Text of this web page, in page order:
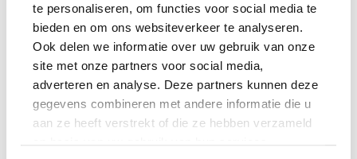
te personaliseren, om functies voor social media te
bieden en om ons websiteverkeer te analyseren.
Ook delen we informatie over uw gebruik van onze
site met onze partners voor social media,
adverteren en analyse. Deze partners kunnen deze
gegevens combineren met andere informatie die u
aan ze heeft verstrekt of die ze hebben verzameld
MAMA THIRZA VLOG: OP
VAKANTIE & TWEE ZIEKE
KINDEREN
MAMA CARMEN VLOG:
BEGONNEN & TANDEN BLEKEN